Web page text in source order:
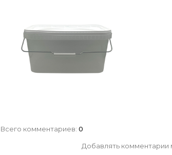
Всего комментариев:0
Добавлять комментарии